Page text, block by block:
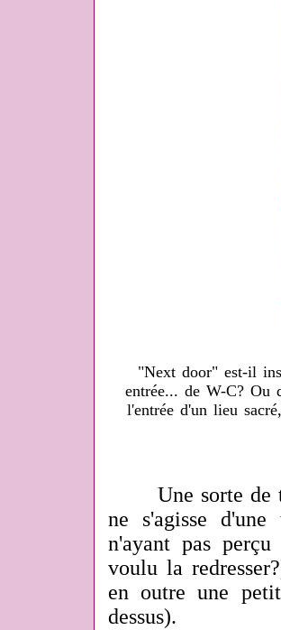
"Next door" est-il
entrée... de W-C? Ou
l'entrée d'un lieu
Une sorte de
ne s'agisse
n'ayant pas
voulu la
en outre une
dessus).